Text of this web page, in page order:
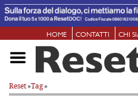
HOME CONTATTI CHI
Reset»Tag»